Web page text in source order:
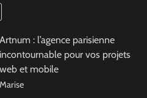
Artnum : l’agence parisienne
incontournable pour vos projets
web et mobile
Marise